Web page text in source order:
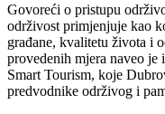
Govoreći o pristupu
održivost primjenjuje kao
građane, kvalitetu života i
provedenih mjera naveo je
Smart Tourism, koje
predvodnike održivog i